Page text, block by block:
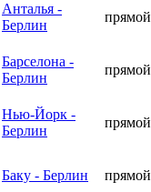
Анталья -
Берлин
прямой
Барселона -
Берлин
прямой
Нью-Йорк -
Берлин
прямой
Баку - Берлин прямой